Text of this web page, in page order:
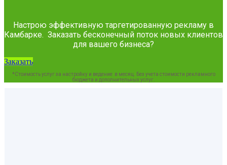
Настрою эффективную таргетированную рекламу в
Камбарке. Заказать бесконечный поток новых клиентов
для вашего бизнеса?
Заказать
*Стоимость услуг за настройку и ведение в месяц. Без учета стоимости рекламного
бюджета и дополнительных услуг.